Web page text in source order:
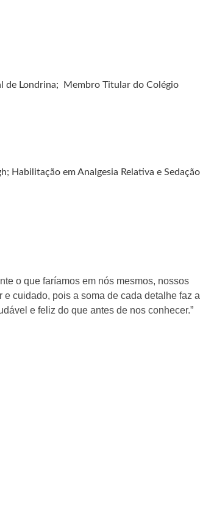
de Londrina; Membro Titular do Colégio
Habilitação em Analgesia Relativa e Sedação
o que faríamos em nós mesmos, nossos
cuidado, pois a soma de cada detalhe faz a
e feliz do que antes de nos conhecer.”